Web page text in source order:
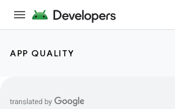
APP QUALITY